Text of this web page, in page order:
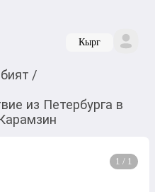
Кырг
/
из Петербурга в
1 / 1